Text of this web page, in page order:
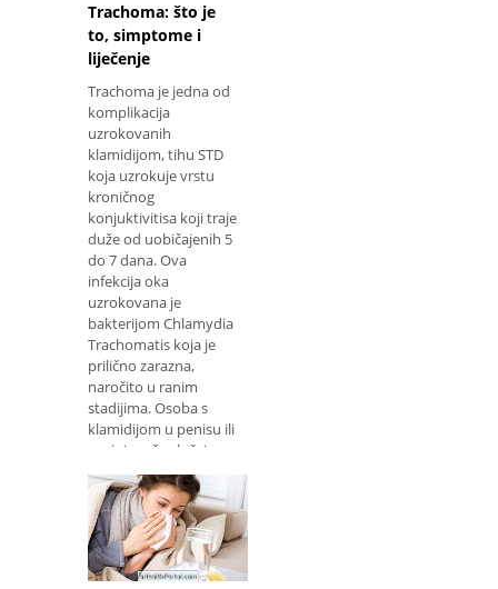
Trachoma: što je
to, simptome i
liječenje
Trachoma je jedna od
komplikacija
uzrokovanih
klamidijom, tihu STD
koja uzrokuje vrstu
kroničnog
konjuktivitisa koji traje
duže od uobičajenih 5
do 7 dana. Ova
infekcija oka
uzrokovana je
bakterijom Chlamydia
Trachomatis koja je
prilično zarazna,
naročito u ranim
stadijima. Osoba s
klamidijom u penisu ili
vagini može slučajno
prenijeti bakterije u oči
kroz ruke. Saznaj